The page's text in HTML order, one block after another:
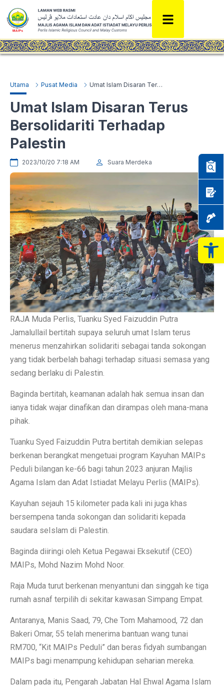
Utama Pusat Media Umat Islam Disaran Terus Bersolidariti Terhadap Palestin
Umat Islam Disaran Terus
Bersolidariti Terhadap
Palestin
2023/10/20 7:18 AM Suara Merdeka
RAJA Muda Perlis, Tuanku Syed Faizuddin Putra
Jamalullail bertitah supaya seluruh umat Islam terus
menerus menzahirkan solidariti sebagai tanda sokongan
yang tidak berbelah bahagi terhadap situasi semasa yang
sedang berlaku di Palestin.
Baginda bertitah, keamanan adalah hak semua insan dan
ianya tidak wajar dinafikan dan dirampas oleh mana-mana
pihak.
Tuanku Syed Faizuddin Putra bertitah demikian selepas
berkenan berangkat mengetuai program Kayuhan MAIPs
Peduli bilangan ke-66 bagi tahun 2023 anjuran Majlis
Agama Islam dan Adat Istiadat Melayu Perlis (MAIPs).
Kayuhan sejauh 15 kilometer pada kali ini juga khas
bersempena tanda sokongan dan solidariti kepada
saudara seIslam di Palestin.
Baginda diiringi oleh Ketua Pegawai Eksekutif (CEO)
MAIPs, Mohd Nazim Mohd Noor.
Raja Muda turut berkenan menyantuni dan singgah ke tiga
rumah asnaf terpilih di sekitar kawasan Simpang Empat.
Antaranya, Manis Saad, 79, Che Tom Mahamood, 72 dan
Bakeri Omar, 55 telah menerima bantuan wang tunai
RM700, “Kit MAIPs Peduli” dan beras fidyah sumbangan
MAIPs bagi menampung kehidupan seharian mereka.
Dalam pada itu, Pengarah Jabatan Hal Ehwal Agama Islam